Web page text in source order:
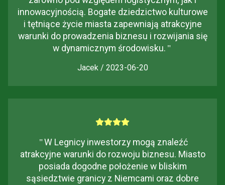
innowacyjnością. Bogate dziedzictwo kulturowe
i tętniące życie miasta zapewniają atrakcyjne
warunki do prowadzenia biznesu i rozwijania się
w dynamicznym środowisku. "
Jacek / 2023-06-20
"W Legnicy inwestorzy mogą znaleźć
atrakcyjne warunki do rozwoju biznesu. Miasto
posiada dogodne położenie w bliskim
sąsiedztwie granicy z Niemcami oraz dobre